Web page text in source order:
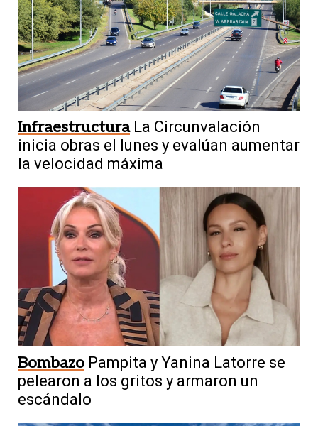
Infraestructura La Circunvalación
inicia obras el lunes y evalúan aumentar
la velocidad máxima
Bombazo Pampita y Yanina Latorre se
pelearon a los gritos y armaron un
escándalo